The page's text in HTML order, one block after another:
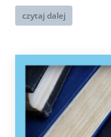
czytaj dalej